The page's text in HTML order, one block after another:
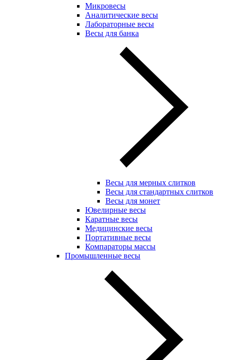
Микровесы
Аналитические весы
Лабораторные весы
Весы для банка
Весы для мерных слитков
Весы для стандартных слитков
Весы для монет
Ювелирные весы
Каратные весы
Медицинские весы
Портативные весы
Компараторы массы
Промышленные весы